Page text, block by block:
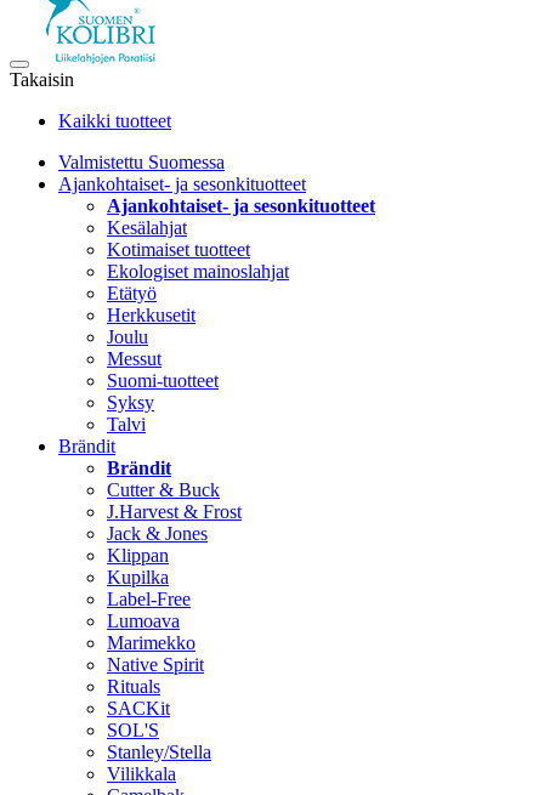
Takaisin
Kaikki tuotteet
Valmistettu Suomessa
Ajankohtaiset- ja sesonkituotteet
Ajankohtaiset- ja sesonkituotteet
Kesälahjat
Kotimaiset tuotteet
Ekologiset mainoslahjat
Etätyö
Herkkusetit
Joulu
Messut
Suomi-tuotteet
Syksy
Talvi
Brändit
Brändit
Cutter & Buck
J.Harvest & Frost
Jack & Jones
Klippan
Kupilka
Label-Free
Lumoava
Marimekko
Native Spirit
Rituals
SACKit
SOL'S
Stanley/Stella
Vilikkala